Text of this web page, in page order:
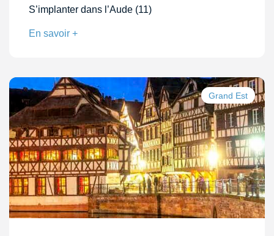
S’implanter dans l’Aude (11)
En savoir +
Grand Est